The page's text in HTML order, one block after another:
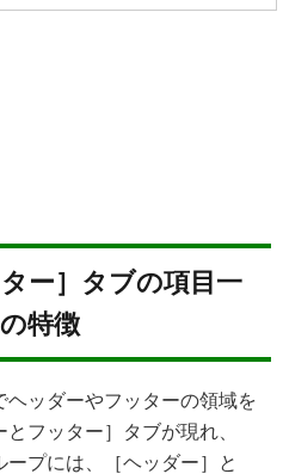
ー］タブの項目一
特徴
ヘッダーやフッターの領域を
フッター］タブが現れ、
ープには、［ヘッダー］と